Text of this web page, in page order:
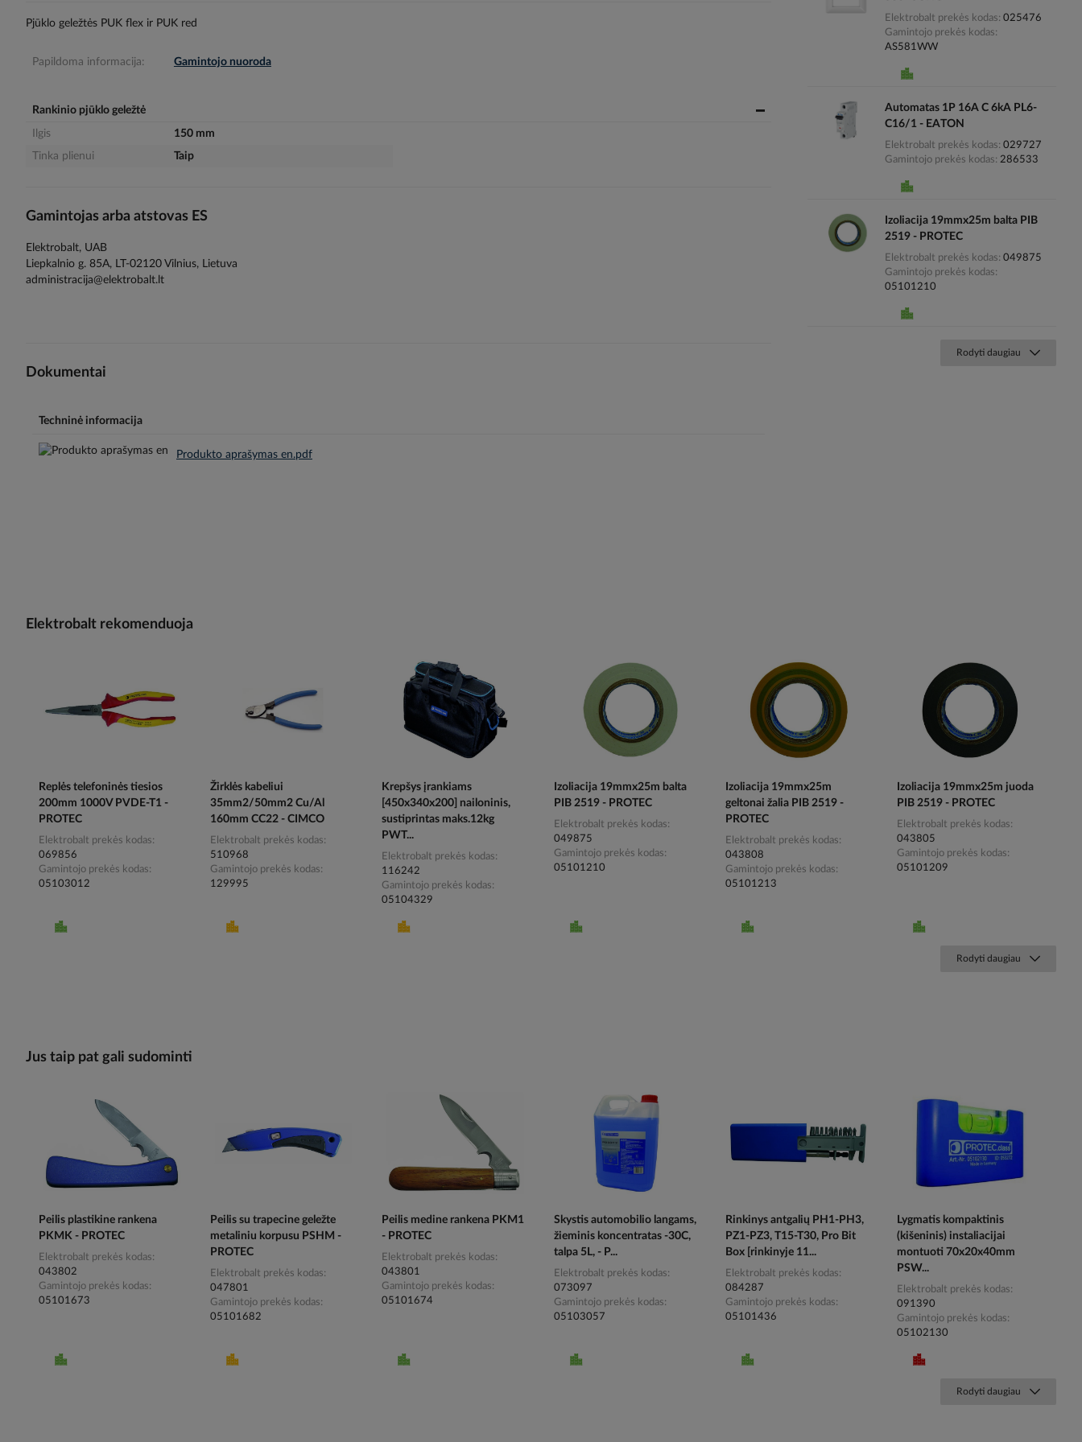
Pjūklo geležtės PUK flex ir PUK red
Papildoma informacija: Gamintojo nuoroda
Rankinio pjūklo geležtė
Ilgis
150 mm
Tinka plienui
Taip
Gamintojas arba atstovas ES
Elektrobalt, UAB
Liepkalnio g. 85A, LT-02120 Vilnius, Lietuva
administracija@elektrobalt.lt
Dokumentai
Techninė informacija
Produkto aprašymas en.pdf
Elektrobalt prekės kodas 025476
Gamintojo prekės kodas
AS581WW
Automatas 1P 16A C 6kA PL6-
C16/1 - EATON
Elektrobalt prekės kodas 029727
Gamintojo prekės kodas 286533
Izoliacija 19mmx25m balta PIB
2519 - PROTEC
Elektrobalt prekės kodas 049875
Gamintojo prekės kodas
05101210
Rodyti daugiau
Elektrobalt rekomenduoja
Replės telefoninės tiesios
200mm 1000V PVDE-T1 -
PROTEC
Elektrobalt prekės kodas
069856
Gamintojo prekės kodas
05103012
Žirklės kabeliui
35mm2/50mm2 Cu/Al
160mm CC22 - CIMCO
Elektrobalt prekės kodas
510968
Gamintojo prekės kodas
129995
Krepšys įrankiams
[450x340x200] nailoninis,
sustiprintas maks.12kg
PWT...
Elektrobalt prekės kodas
116242
Gamintojo prekės kodas
05104329
Izoliacija 19mmx25m balta
PIB 2519 - PROTEC
Elektrobalt prekės kodas
049875
Gamintojo prekės kodas
05101210
Izoliacija 19mmx25m
geltonai žalia PIB 2519 -
PROTEC
Elektrobalt prekės kodas
043808
Gamintojo prekės kodas
05101213
Izoliacija 19mmx25m juoda
PIB 2519 - PROTEC
Elektrobalt prekės kodas
043805
Gamintojo prekės kodas
05101209
Rodyti daugiau
Jus taip pat gali sudominti
Peilis plastikine rankena
PKMK - PROTEC
Elektrobalt prekės kodas
043802
Gamintojo prekės kodas
05101673
Peilis su trapecine geležte
metaliniu korpusu PSHM -
PROTEC
Elektrobalt prekės kodas
047801
Gamintojo prekės kodas
05101682
Peilis medine rankena PKM1
- PROTEC
Elektrobalt prekės kodas
043801
Gamintojo prekės kodas
05101674
Skystis automobilio langams,
žieminis koncentratas -30C,
talpa 5L, - P...
Elektrobalt prekės kodas
073097
Gamintojo prekės kodas
05103057
Rinkinys antgalių PH1-PH3,
PZ1-PZ3, T15-T30, Pro Bit
Box [rinkinyje 11...
Elektrobalt prekės kodas
084287
Gamintojo prekės kodas
05101436
Lygmatis kompaktinis
(kišeninis) instaliacijai
montuoti 70x20x40mm
PSW...
Elektrobalt prekės kodas
091390
Gamintojo prekės kodas
05102130
Rodyti daugiau